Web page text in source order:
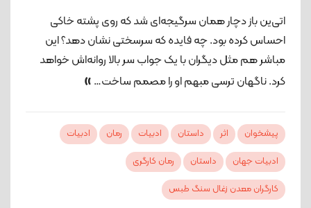
اتی‌ین باز دچار همان سرگیجه‌ای شد که روی پشته خاکی
احساس کرده بود. چه فایده که سرسختی نشان دهد؟ این
مباشر هم مثل دیگران با یک جواب سر بالا روانه‌اش خواهد
کرد. ناگهان ترسی مبهم او را مصمم ساخت… »
پیشخوان اثر داستان ادبیات رمان
ادبیات
ادبیات جهان
داستان
رمان کارگری
کارگران معدن زغال سنگ طبس